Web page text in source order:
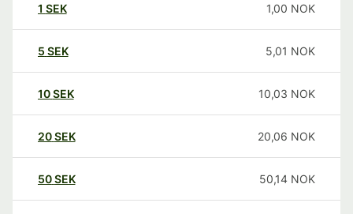
1 SEK 1,00 NOK
5 SEK 5,01 NOK
10SEK 10,03 NOK
20SEK 20,06 NOK
50SEK 50,14 NOK